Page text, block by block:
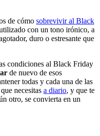
de cómo sobrevivir al Black
con un tono irónico, a
duro o estresante que
condiciones al Black Friday
de nuevo de esos
todas y cada una de las
que necesitas a diario, y que te
otro, se convierta en un